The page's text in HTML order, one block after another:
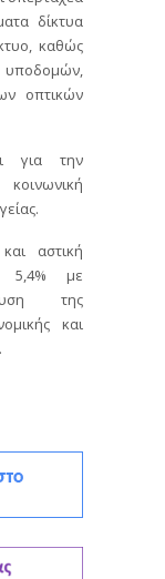
δίκτυα
καθώς
οπτικών
για την
αστική
5,4% με
της
και